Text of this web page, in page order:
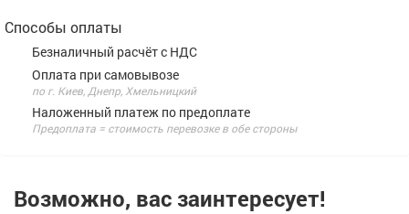
Способы оплаты
Безналичный расчёт с НДС
Оплата при самовывозе
по г. Киев, Днепр, Хмельницкий
Наложенный платеж по предоплате
Предоплата = стоимость перевозке в обе стороны
Возможно, вас заинтересует!